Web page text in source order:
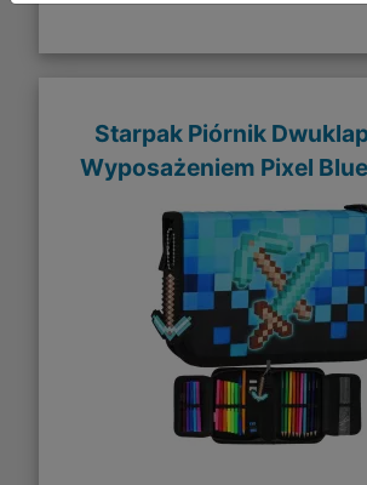
Starpak Piórnik
Wyposażeniem Pixel